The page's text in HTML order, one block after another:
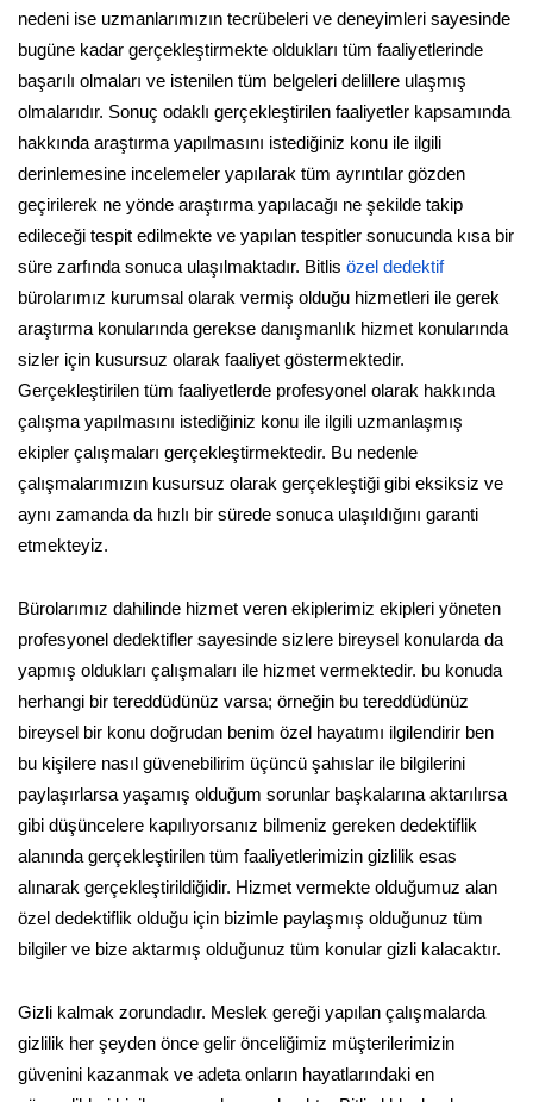
nedeni ise uzmanlarımızın tecrübeleri ve deneyimleri sayesinde
bugüne kadar gerçekleştirmekte oldukları tüm faaliyetlerinde
başarılı olmaları ve istenilen tüm belgeleri delillere ulaşmış
olmalarıdır. Sonuç odaklı gerçekleştirilen faaliyetler kapsamında
hakkında araştırma yapılmasını istediğiniz konu ile ilgili
derinlemesine incelemeler yapılarak tüm ayrıntılar gözden
geçirilerek ne yönde araştırma yapılacağı ne şekilde takip
edileceği tespit edilmekte ve yapılan tespitler sonucunda kısa bir
süre zarfında sonuca ulaşılmaktadır. Bitlis özel dedektif
bürolarımız kurumsal olarak vermiş olduğu hizmetleri ile gerek
araştırma konularında gerekse danışmanlık hizmet konularında
sizler için kusursuz olarak faaliyet göstermektedir.
Gerçekleştirilen tüm faaliyetlerde profesyonel olarak hakkında
çalışma yapılmasını istediğiniz konu ile ilgili uzmanlaşmış
ekipler çalışmaları gerçekleştirmektedir. Bu nedenle
çalışmalarımızın kusursuz olarak gerçekleştiği gibi eksiksiz ve
aynı zamanda da hızlı bir sürede sonuca ulaşıldığını garanti
etmekteyiz.
Bürolarımız dahilinde hizmet veren ekiplerimiz ekipleri yöneten
profesyonel dedektifler sayesinde sizlere bireysel konularda da
yapmış oldukları çalışmaları ile hizmet vermektedir. bu konuda
herhangi bir tereddüdünüz varsa; örneğin bu tereddüdünüz
bireysel bir konu doğrudan benim özel hayatımı ilgilendirir ben
bu kişilere nasıl güvenebilirim üçüncü şahıslar ile bilgilerini
paylaşırlarsa yaşamış olduğum sorunlar başkalarına aktarılırsa
gibi düşüncelere kapılıyorsanız bilmeniz gereken dedektiflik
alanında gerçekleştirilen tüm faaliyetlerimizin gizlilik esas
alınarak gerçekleştirildiğidir. Hizmet vermekte olduğumuz alan
özel dedektiflik olduğu için bizimle paylaşmış olduğunuz tüm
bilgiler ve bize aktarmış olduğunuz tüm konular gizli kalacaktır.
Gizli kalmak zorundadır. Meslek gereği yapılan çalışmalarda
gizlilik her şeyden önce gelir önceliğimiz müşterilerimizin
güvenini kazanmak ve adeta onların hayatlarındaki en